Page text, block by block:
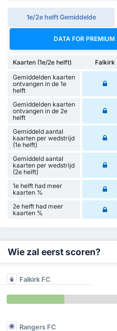
1e/2e helft Gemiddelde
DATA FOR PREMIUM
Kaarten (1e/2e helft) Falkirk
Gemiddelden kaarten
ontvangen in de 1e
helft
Gemiddelden kaarten
ontvangen in de 2e
helft
Gemiddeld aantal
kaarten per wedstrijd
(1e helft)
Gemiddeld aantal
kaarten per wedstrijd
(2e helft)
1e helft had meer
kaarten %
2e helft had meer
kaarten %
Wie zal eerst scoren?
Falkirk FC
Rangers FC